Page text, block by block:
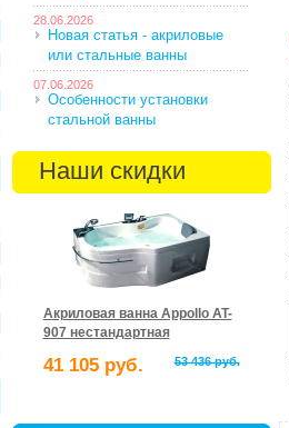
28.06.2026
Новая статья - акриловые
или стальные ванны
07.06.2026
Особенности установки
стальной ванны
Наши скидки
Акриловая ванна Appollo AT-
907 нестандартная
41 105 руб. 53 436 руб.